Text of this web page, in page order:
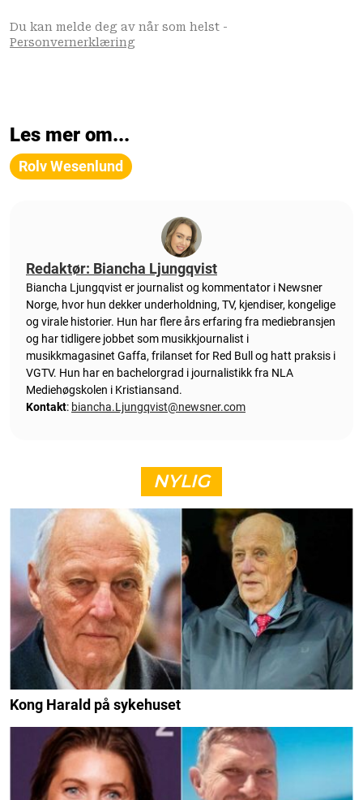
Les mer om...
Rolv Wesenlund
Redaktør: Biancha Ljungqvist
Biancha Ljungqvist er journalist og kommentator i Newsner
Norge, hvor hun dekker underholdning, TV, kjendiser, kongelige
og virale historier. Hun har flere års erfaring fra mediebransjen
og har tidligere jobbet som musikkjournalist i
musikkmagasinet Gaffa, frilanset for Red Bull og hatt praksis i
VGTV. Hun har en bachelorgrad i journalistikk fra NLA
Mediehøgskolen i Kristiansand.
Kontakt: biancha.Ljungqvist@newsner.com
NYLIG
Kong Harald på sykehuset